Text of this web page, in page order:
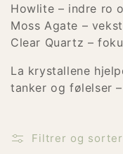
Howlite – indre ro
Moss Agate –
Clear Quartz –
La krystallene
tanker og følelser
Filtrer og sorter